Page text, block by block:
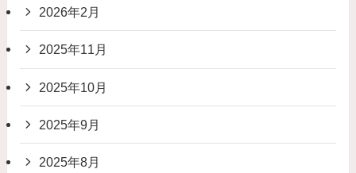
2026年2月
2025年11月
2025年10月
2025年9月
2025年8月